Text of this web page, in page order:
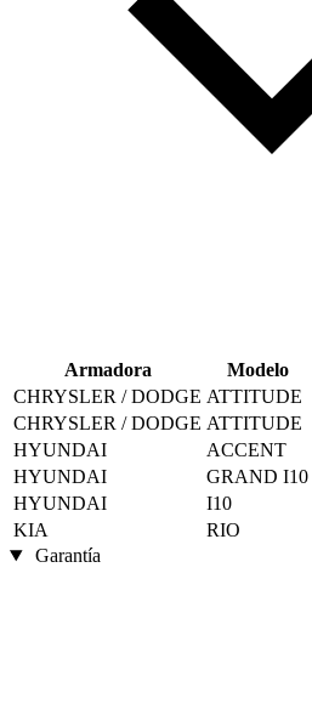
Armadora Modelo
CHRYSLER / DODGE ATTITUDE
CHRYSLER / DODGE ATTITUDE
HYUNDAI
ACCENT
HYUNDAI
GRAND I10
HYUNDAI
I10
KIA
RIO
Garantía